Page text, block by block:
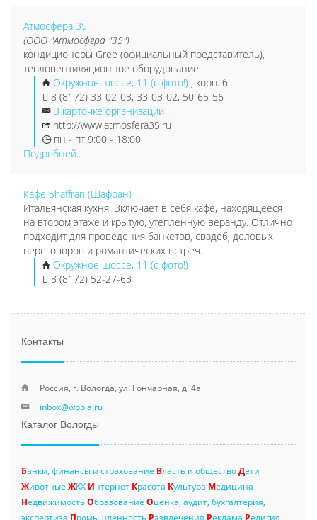
Атмосфера 35
(ООО "Атмосфера "35")
кондиционеры Gree (официальный представитель),
тепловентиляционное оборудование
Окружное шоссе, 11 (с фото!) , корп. б
8 (8172) 33-02-03, 33-03-02, 50-65-56
В карточке организации
http://www.atmosfera35.ru
пн - пт 9:00 - 18:00
Подробней...
Кафе Shaffran (Шафран)
Итальянская кухня. Включает в себя кафе, находящееся
на втором этаже и крытую, утепленную веранду. Отлично
подходит для проведения банкетов, свадеб, деловых
переговоров и романтических встреч.
Окружное шоссе, 11 (с фото!)
8 (8172) 52-27-63
Контакты
Россия, г. Вологда, ул. Гончарная, д. 4а
inbox@wobla.ru
Каталог Вологды
Банки, финансы и страхование Власть и обществоДети
Животные ЖКХ Интернет Красота Культура Медицина
НедвижимостьОбразование Оценка, аудит, бухгалтерия,
экспертиза Промышленность Развлечения Реклама Религия